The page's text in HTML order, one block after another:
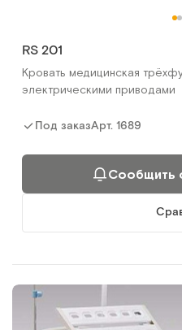
RS 201
Кровать медицинская
электрическими приводами
Под заказАрт. 1689
Сообщить